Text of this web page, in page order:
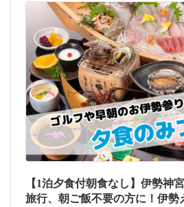
【1泊夕食付朝食なし】伊勢神
旅行、朝ご飯不要の方に！伊勢